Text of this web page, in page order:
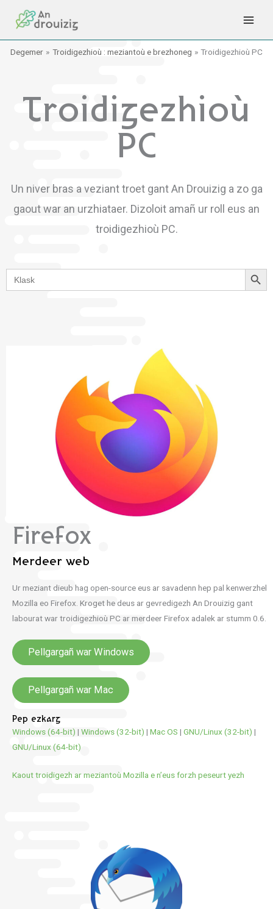
Degemer
Troidigezhioù : meziantoù e brezhoneg Troidigezhioù PC
Troidigezhioù
PC
Un niver bras a veziant troet gant An Drouizig a zo ga
gaout war an urzhiataer. Dizoloit amañ ur roll eus an
troidigezhioù PC.
Search
for:
Search Button
Firefox
Merdeer web
Ur meziant dieub hag open-source eus ar savadenn hep pal kenwerzhel
Mozilla eo Firefox. Kroget he deus ar gevredigezh An Drouizig gant
labourat war troidigezhioù PC ar merdeer Firefox adalek ar stumm 0.6.
Pellgargañ war Windows
Pellgargañ war Mac
Pep ezkarg
Windows (64-bit) | Windows (32-bit) | Mac OS | GNU/Linux (32-bit) |
GNU/Linux (64-bit)
Kaout troidigezh ar meziantoù Mozilla e n’eus forzh peseurt yezh